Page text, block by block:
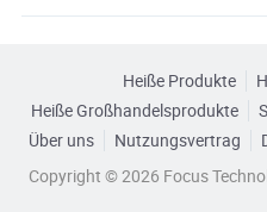
Heiße Produkte
Heiße Großhandelsprodukte
Über uns
Nutzungsvertrag
Copyright © 2026 Focus